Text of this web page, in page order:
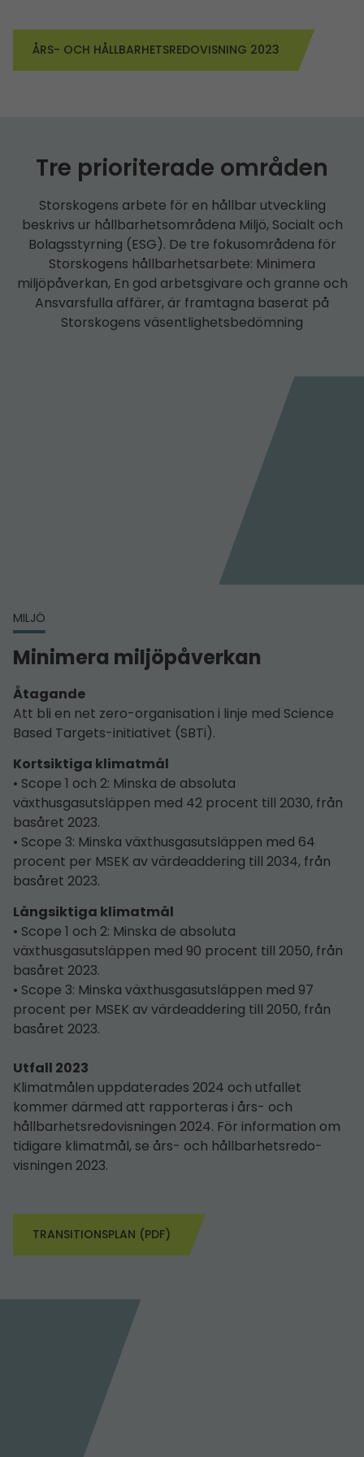
ÅRS- OCH HÅLLBARHETS­REDO­VISNING 2023
Tre prioriterade områden
Storskogens arbete för en hållbar utveckling
beskrivs ur hållbarhets­områdena Miljö, Socialt och
Bolagsstyrning (ESG). De tre fokusområdena för
Storskogens hållbarhets­arbete: Minimera
miljöpåverkan, En god arbetsgivare och granne och
Ansvarsfulla affärer, är framtagna baserat på
Storskogens väsentlighetsbedömning
MILJÖ
Minimera miljöpåverkan
Åtagande
Att bli en net zero-organisation i linje med Science
Based Targets-initiativet (SBTi).
Kortsiktiga klimatmål
• Scope 1 och 2: Minska de absoluta
växthusgasutsläppen med 42 procent till 2030, från
basåret 2023.
• Scope 3: Minska växthusgasutsläppen med 64
procent per MSEK av värdeaddering till 2034, från
basåret 2023.
Långsiktiga klimatmål
• Scope 1 och 2: Minska de absoluta
växthusgasutsläppen med 90 procent till 2050, från
basåret 2023.
• Scope 3: Minska växthusgasutsläppen med 97
procent per MSEK av värdeaddering till 2050, från
basåret 2023.
Utfall 2023
Klimatmålen uppdaterades 2024 och utfallet
kommer därmed att rapporteras i års- och
hållbarhetsredo­visningen 2024. För information om
tidigare klimatmål, se års- och hållbarhetsredo­
visningen 2023.
TRANSITIONSPLAN (PDF)